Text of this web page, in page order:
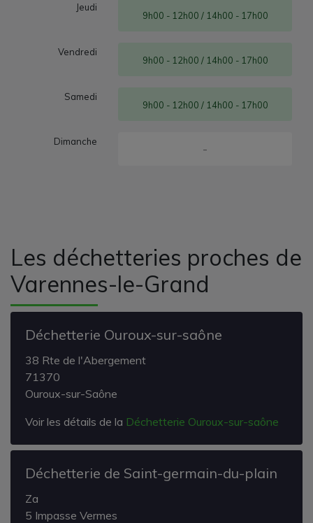
Les déchetteries proches de
Varennes-le-Grand
Déchetterie Ouroux-sur-saône
38 Rte de l'Abergement
71370
Ouroux-sur-Saône
Voir les détails de la Déchetterie Ouroux-sur-saône
Déchetterie de Saint-germain-du-plain
Za
5 Impasse Vermes
Jeudi
9h00 - 12h00 / 14h00 - 17h00
Vendredi
9h00 - 12h00 / 14h00 - 17h00
Samedi
9h00 - 12h00 / 14h00 - 17h00
Dimanche
-